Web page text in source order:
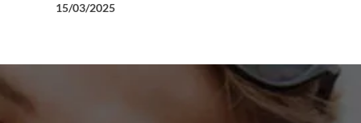
15/03/2025